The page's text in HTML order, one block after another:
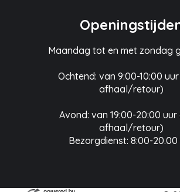
Maandag tot en met zondag
Ochtend: van 9:00-10:00
afhaal/retour)
Avond: van 19:00-20:00
afhaal/retour)
Bezorgdienst: 8:00-20.00